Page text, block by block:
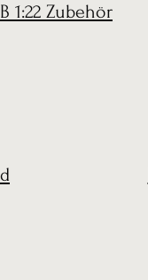
1:22 Zubehör